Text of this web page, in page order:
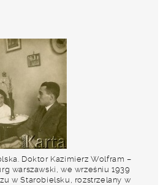
Doktor Kazimierz Wolfram –
warszawski, we wrześniu 1939
w Starobielsku, rozstrzelany w